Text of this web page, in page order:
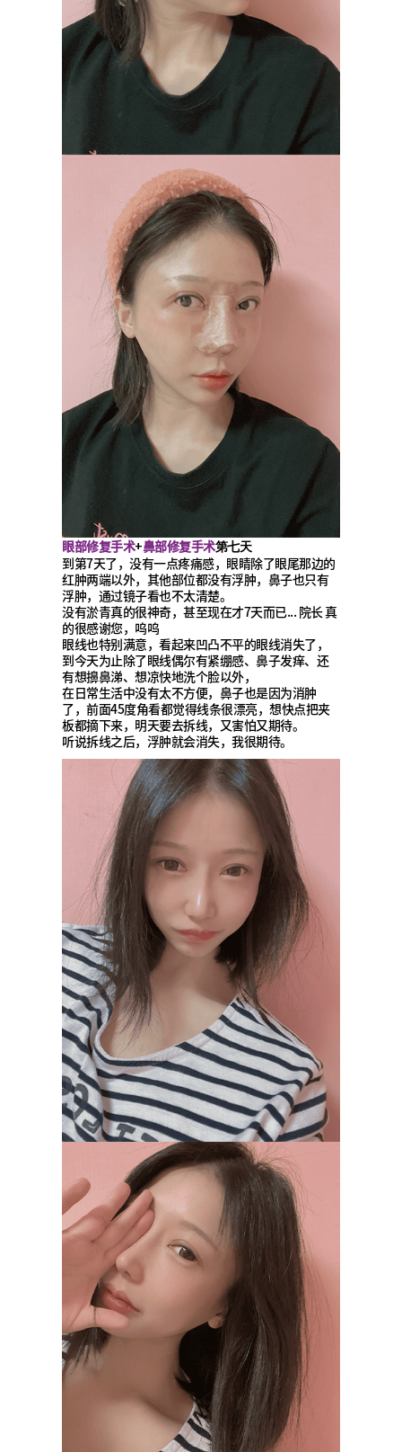
眼部修复手术+鼻部修复手术第七天
到第7天了，没有一点疼痛感，眼睛除了眼尾那边的
红肿两端以外，其他部位都没有浮肿，鼻子也只有
浮肿，通过镜子看也不太清楚。
没有淤青真的很神奇，甚至现在才7天而已... 院长 真
的很感谢您，呜呜
眼线也特别满意，看起来凹凸不平的眼线消失了，
到今天为止除了眼线偶尔有紧绷感、鼻子发痒、还
有想擤鼻涕、想凉快地洗个脸以外，
在日常生活中没有太不方便，鼻子也是因为消肿
了，前面45度角看都觉得线条很漂亮，想快点把夹
板都摘下来，明天要去拆线，又害怕又期待。
听说拆线之后，浮肿就会消失，我很期待。